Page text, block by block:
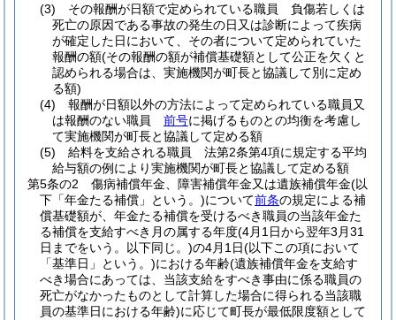
(3)
その報酬が日額で定められている職員 負傷若しくは
死亡の原因である事故の発生の日又は診断によって疾病
が確定した日において、その者について定められていた
報酬の額(その報酬の額が補償基礎額として公正を欠くと
認められる場合は、実施機関が町長と協議して別に定め
る額)
(4)
報酬が日額以外の方法によって定められている職員又
は報酬のない職員 前号に掲げるものとの均衡を考慮し
て実施機関が町長と協議して定める額
(5)
給料を支給される職員 法第2条第4項に規定する平均
給与額の例により実施機関が町長と協議して定める額
第5条の2
傷病補償年金、障害補償年金又は遺族補償年金(以
下「年金たる補償」という。)について前条の規定による補
償基礎額が、年金たる補償を受けるべき職員の当該年金た
る補償を支給すべき月の属する年度(4月1日から翌年3月31
日までをいう。以下同じ。)の4月1日(以下この項において
「基準日」という。)における年齢(遺族補償年金を支給す
べき場合にあっては、当該支給をすべき事由に係る職員の
死亡がなかったものとして計算した場合に得られる当該職
員の基準日における年齢)に応じて町長が最低限度額として